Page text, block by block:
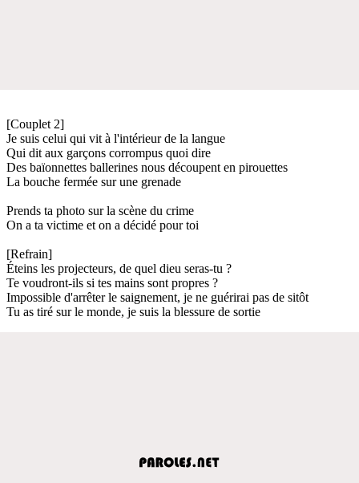
[Couplet 2]
Je suis celui qui vit à l'intérieur de la langue
Qui dit aux garçons corrompus quoi dire
Des baïonnettes ballerines nous découpent en pirouettes
La bouche fermée sur une grenade
Prends ta photo sur la scène du crime
On a ta victime et on a décidé pour toi
[Refrain]
Éteins les projecteurs, de quel dieu seras-tu ?
Te voudront-ils si tes mains sont propres ?
Impossible d'arrêter le saignement, je ne guérirai pas de sitôt
Tu as tiré sur le monde, je suis la blessure de sortie